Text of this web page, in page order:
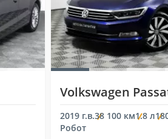
Volkswagen
2019 г.в.38 100 км1.8 л
Робот